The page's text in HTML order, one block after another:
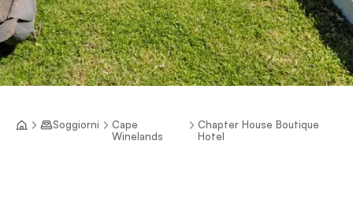
Soggiorni
Cape
Winelands
Chapter House Boutique
Hotel